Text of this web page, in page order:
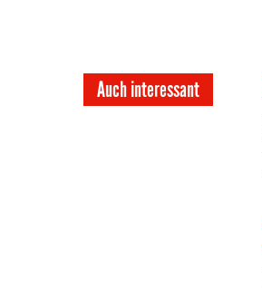
Auch interessant